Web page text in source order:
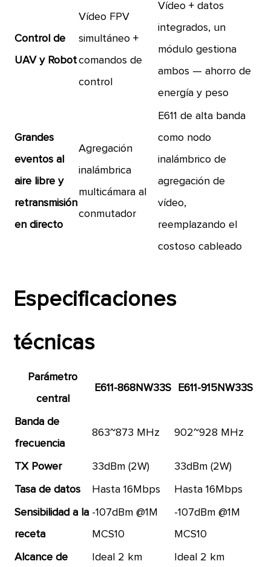
Control de
UAV y Robot
Vídeo FPV
simultáneo +
comandos de
control
Vídeo + datos
integrados, un
módulo gestiona
ambos — ahorro de
energía y peso
Grandes
eventos al
aire libre y
retransmisión
en directo
Agregación
inalámbrica
multicámara al
conmutador
E611 de alta banda
como nodo
inalámbrico de
agregación de
vídeo,
reemplazando el
costoso cableado
Especificaciones
técnicas
Parámetro
central
E611-868NW33S E611-915NW33S
Banda de
frecuencia
863~873 MHz 902~928 MHz
TX Power 33dBm (2W) 33dBm (2W)
Tasa de datos Hasta 16Mbps Hasta 16Mbps
Sensibilidad a la
receta
-107dBm @1M
MCS10
-107dBm @1M
MCS10
Alcance de
Ideal 2 km
Ideal 2 km